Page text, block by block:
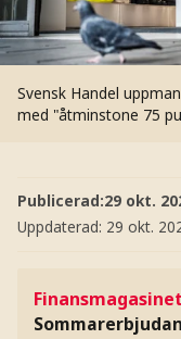
Svensk Handel
med "åtminstone 75
Publicerad:29 okt.
Uppdaterad: 29 okt.
Finansmagasinet